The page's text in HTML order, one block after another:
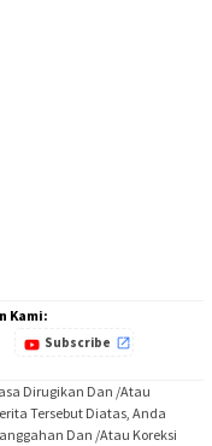
Kami:
Subscribe
Dirugikan Dan /Atau
Tersebut Diatas, Anda
Dan /Atau Koreksi